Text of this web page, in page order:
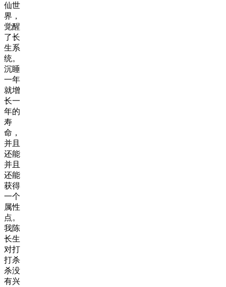
仙世
界，
觉醒
了长
生系
统。
沉睡
一年
就增
长一
年的
寿
命，
并且
还能
并且
还能
获得
一个
属性
点。
我陈
长生
对打
打杀
杀没
有兴